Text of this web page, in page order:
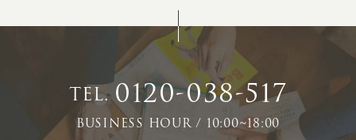
TEL.0120-038-517
BUSINESS HOUR / 10:00~18:00